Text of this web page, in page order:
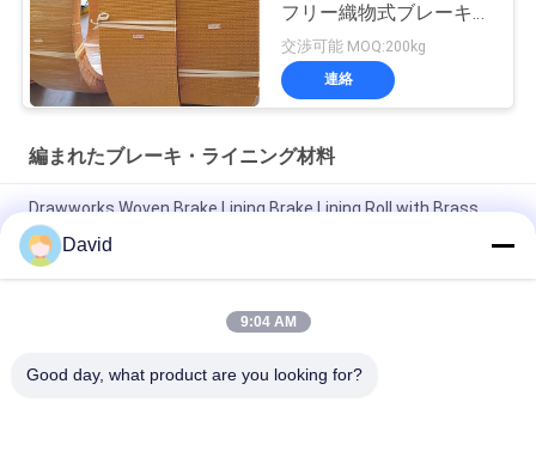
フリー織物式ブレーキ・
ラインナー・ロール フ
リクション・ロール
交渉可能 MOQ:200kg
連絡
編まれたブレーキ・ライニング材料
Drawworks Woven Brake Lining Brake Lining Roll with Brass
Wire Inside for Windlass
係留ウィンチ織りブレーキライニング自動車ブレーキライニン
David
9:04 AM
Good day, what product are you looking for?